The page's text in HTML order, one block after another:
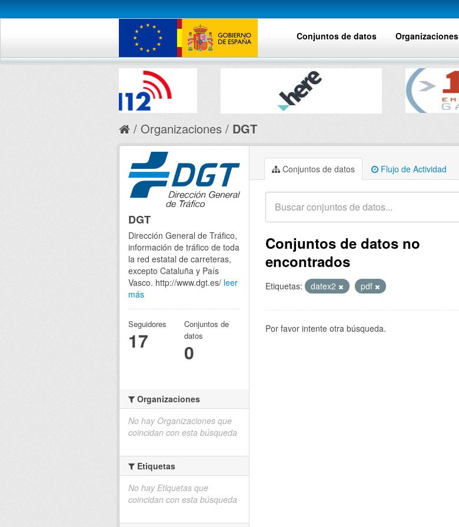
Conjuntos de datos Organizaciones
Organizaciones DGT
Conjuntos de datos Flujo de Actividad
Conjuntos de datos no
encontrados
Etiquetas: datex2 pdf
Por favor intente otra búsqueda.
DGT
Dirección General de Tráfico,
información de tráfico de toda
la red estatal de carreteras,
excepto Cataluña y País
Vasco. http://www.dgt.es/ leer
más
Seguidores
17
Conjuntos de
datos
0
Organizaciones
No hay Organizaciones que
coincidan con esta búsqueda
Etiquetas
No hay Etiquetas que
coincidan con esta búsqueda